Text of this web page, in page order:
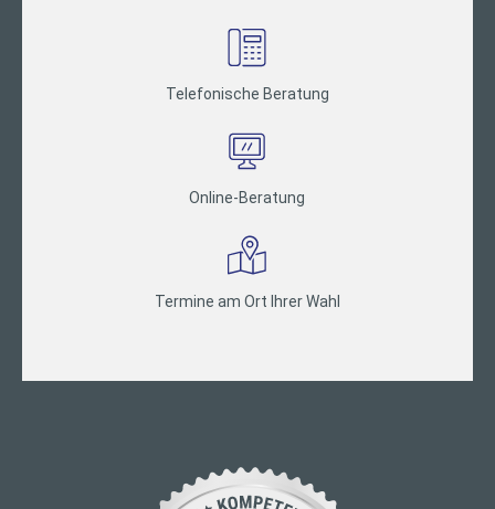
Telefonische Beratung
Online-Beratung
Termine am Ort Ihrer Wahl